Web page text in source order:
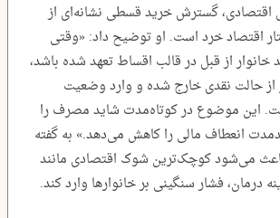
اقتصادی، گسترش خرید قسطی نشانه‌ای از
اقتصاد خرد است. او توضیح داد: «وقتی
از قبل در قالب اقساط تعهد شده باشد،
از حالت نقدی خارج شده و وارد وضعیت
این موضوع در کوتاه‌مدت شاید مصرف را
انعطاف مالی را کاهش می‌دهد.» به گفته
می‌شود کوچک‌ترین شوک اقتصادی مانند
درمان، فشار سنگینی بر خانوارها وارد کند.